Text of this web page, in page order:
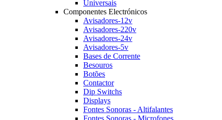
Universais
Componentes Electrónicos
Avisadores-12v
Avisadores-220v
Avisadores-24v
Avisadores-5v
Bases de Corrente
Besouros
Botões
Contactor
Dip Switchs
Displays
Fontes Sonoras - Altifalantes
Fontes Sonoras - Microfones